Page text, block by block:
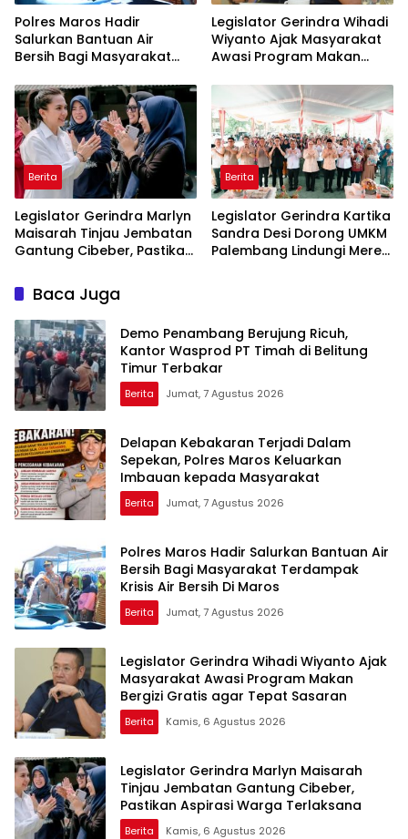
Polres Maros Hadir
Salurkan Bantuan Air
Bersih Bagi Masyarakat
Di Maros
Legislator Gerindra Wihadi
Wiyanto Ajak Masyarakat
Awasi Program Makan
Sasaran
Berita
Legislator Gerindra Marlyn
Maisarah Tinjau Jembatan
Gantung Cibeber, Pastikan
Berita
Legislator Gerindra Kartika
Sandra Desi Dorong UMKM
Palembang Lindungi Merek
Baca Juga
Demo Penambang Berujung Ricuh,
Kantor Wasprod PT Timah di Belitung
Timur Terbakar
Berita Jumat, 7 Agustus 2026
Delapan Kebakaran Terjadi Dalam
Sepekan, Polres Maros Keluarkan
Imbauan kepada Masyarakat
Berita Jumat, 7 Agustus 2026
Polres Maros Hadir Salurkan Bantuan Air
Bersih Bagi Masyarakat Terdampak
Krisis Air Bersih Di Maros
Berita Jumat, 7 Agustus 2026
Legislator Gerindra Wihadi Wiyanto Ajak
Masyarakat Awasi Program Makan
Bergizi Gratis agar Tepat Sasaran
Berita Kamis, 6 Agustus 2026
Legislator Gerindra Marlyn Maisarah
Tinjau Jembatan Gantung Cibeber,
Pastikan Aspirasi Warga Terlaksana
Berita Kamis, 6 Agustus 2026